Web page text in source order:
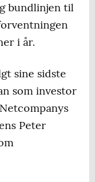
bundlinjen til
i år.
sine sidste
som investor
Peter